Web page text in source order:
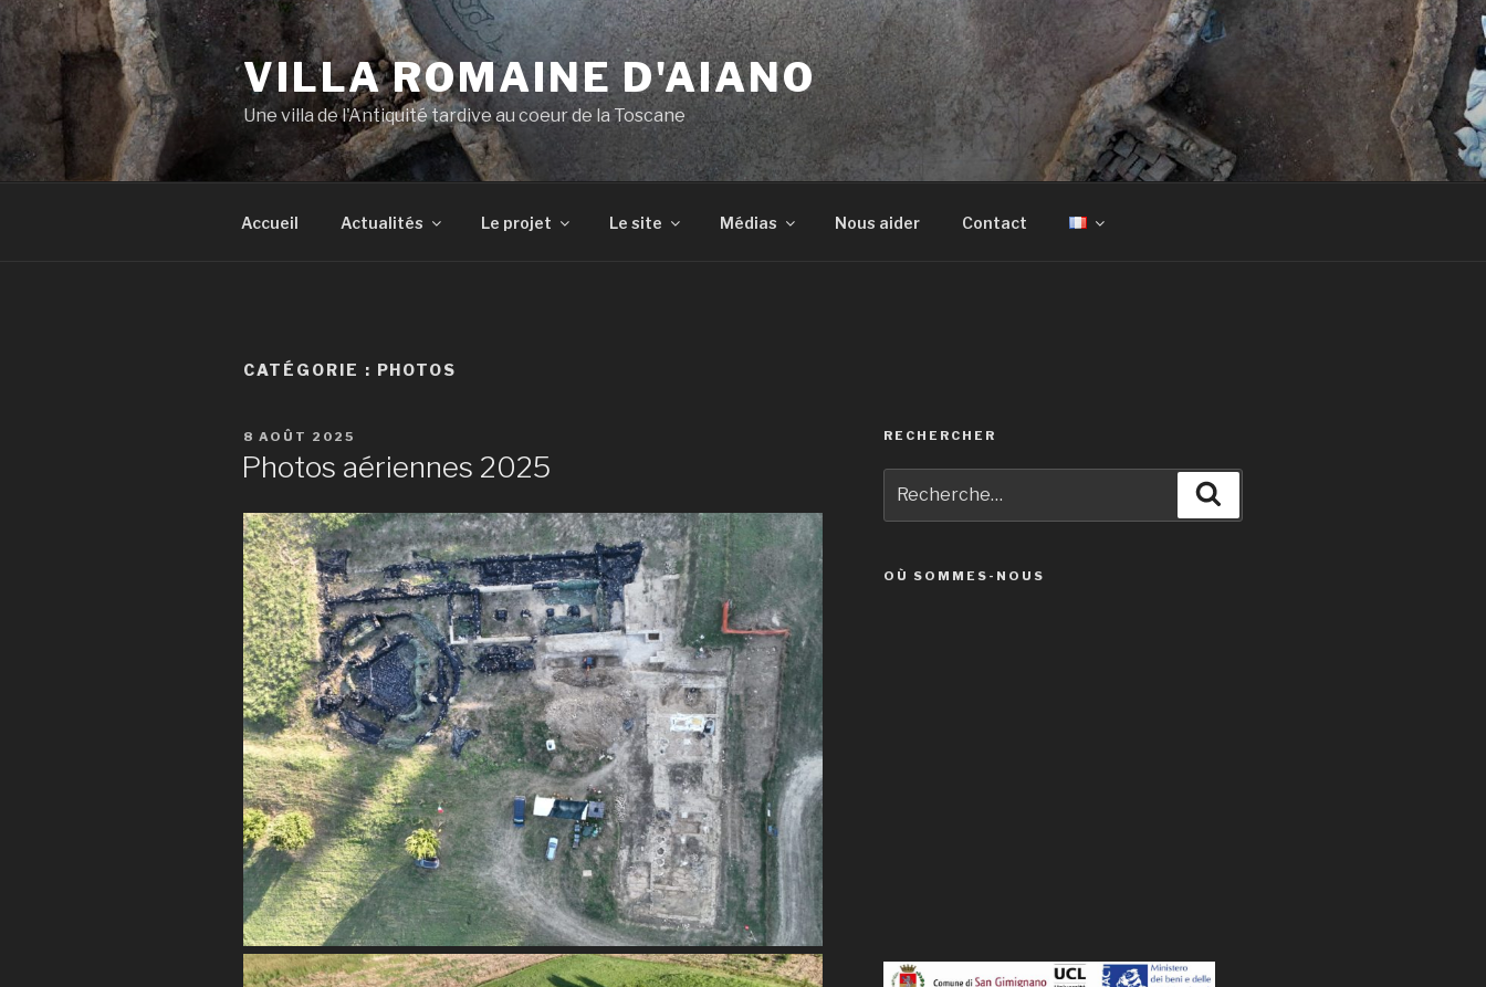
Aller
au
contenu
principal
VILLA ROMAINE D'AIANO
Une villa de l'Antiquité tardive au coeur de la Toscane
Accueil Actualités Le projet Le site Médias Nous aider Contact
CATÉGORIE : PHOTOS
PUBLIÉ
LE
8 AOÛT 2025
Photos aériennes 2025
RECHERCHER
pour
OÙ SOMMES-NOUS